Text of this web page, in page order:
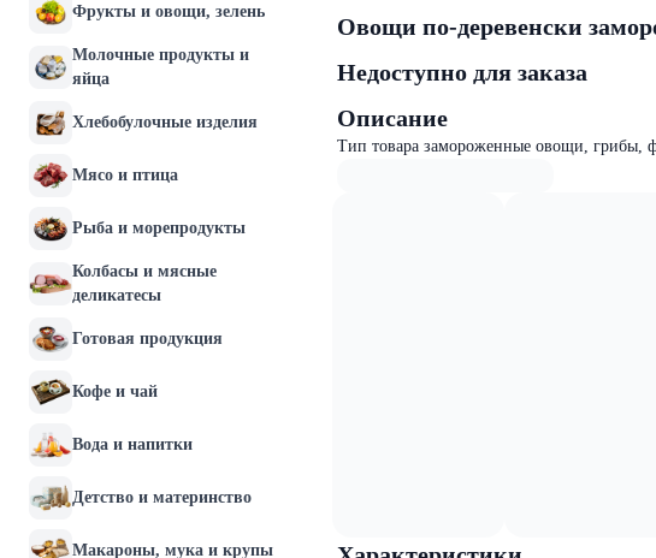
Фрукты и овощи, зелень
Молочные продукты и
яйца
Хлебобулочные изделия
Мясо и птица
Рыба и морепродукты
Колбасы и мясные
деликатесы
Готовая продукция
Кофе и чай
Вода и напитки
Детство и материнство
Макароны, мука и крупы
Овощи по-деревенски
Недоступно для заказа
Описание
Тип товара замороженные овощи, грибы,